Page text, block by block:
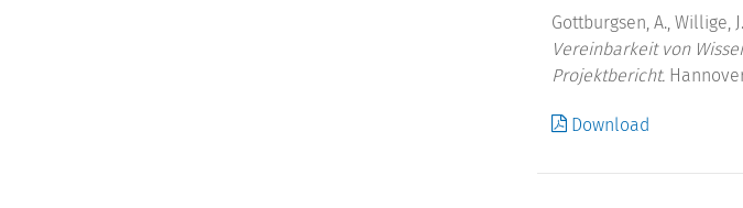
Gottburgsen, A., Willige,
Vereinbarkeit von
Projektbericht.
Download